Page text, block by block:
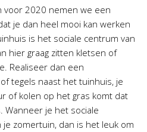
voor 2020 nemen we een
je dan heel mooi kan werken
is het sociale centrum van
hier graag zitten kletsen of
Realiseer dan een
tegels naast het tuinhuis, je
of kolen op het gras komt dat
Wanneer je het sociale
zomertuin, dan is het leuk om